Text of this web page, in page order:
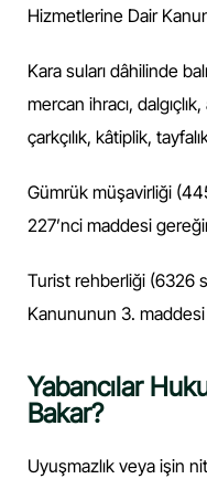
Hizmetlerine Dair
Kara suları dâhilinde
mercan ihracı, dalgıçlık,
çarkçılık, kâtiplik,
Gümrük müşavirliği
227’nci maddesi
Turist rehberliği (6326
Kanununun 3.
Yabancılar
Bakar?
Uyuşmazlık veya işin